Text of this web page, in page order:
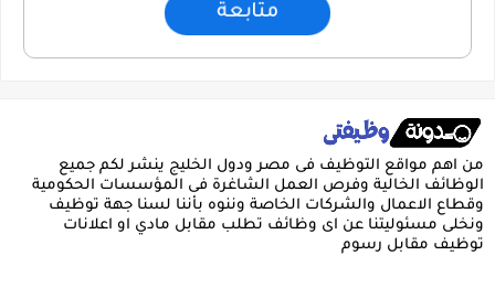
متابعة
من اهم مواقع التوظيف فى مصر ودول الخليج ينشر لكم جميع
الوظائف الخالية وفرص العمل الشاغرة فى المؤسسات الحكومية
وقطاع الاعمال والشركات الخاصة وننوه بأننا لسنا جهة توظيف
ونخلى مسئوليتنا عن اى وظائف تطلب مقابل مادي او اعلانات
توظيف مقابل رسوم